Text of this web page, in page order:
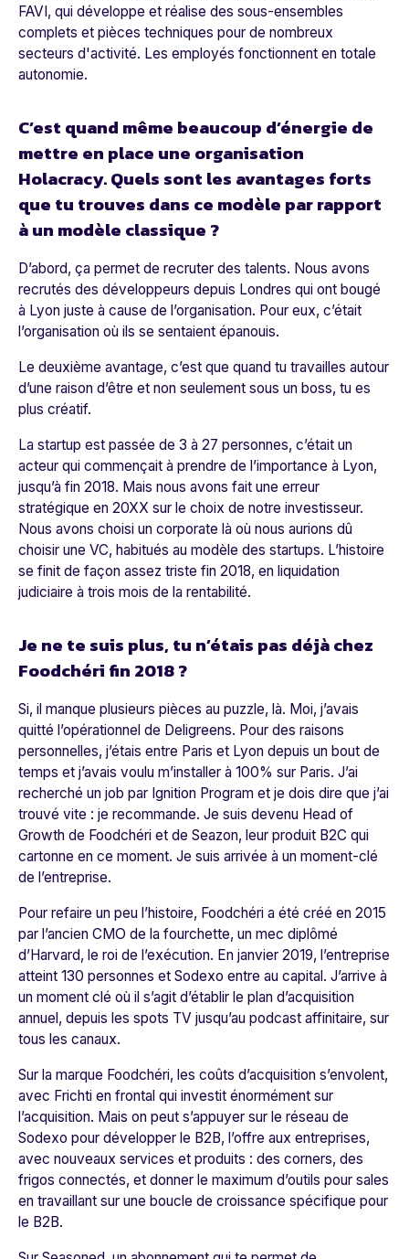
FAVI, qui développe et réalise des sous-ensembles
complets et pièces techniques pour de nombreux
secteurs d'activité. Les employés fonctionnent en totale
autonomie.
C’est quand même beaucoup d’énergie de
mettre en place une organisation
Holacracy. Quels sont les avantages forts
que tu trouves dans ce modèle par rapport
à un modèle classique ?
D’abord, ça permet de recruter des talents. Nous avons
recrutés des développeurs depuis Londres qui ont bougé
à Lyon juste à cause de l’organisation. Pour eux, c’était
l’organisation où ils se sentaient épanouis.
Le deuxième avantage, c’est que quand tu travailles autour
d’une raison d’être et non seulement sous un boss, tu es
plus créatif.
La startup est passée de 3 à 27 personnes, c’était un
acteur qui commençait à prendre de l’importance à Lyon,
jusqu’à fin 2018. Mais nous avons fait une erreur
stratégique en 20XX sur le choix de notre investisseur.
Nous avons choisi un corporate là où nous aurions dû
choisir une VC, habitués au modèle des startups. L’histoire
se finit de façon assez triste fin 2018, en liquidation
judiciaire à trois mois de la rentabilité.
Je ne te suis plus, tu n’étais pas déjà chez
Foodchéri fin 2018 ?
Si, il manque plusieurs pièces au puzzle, là. Moi, j’avais
quitté l’opérationnel de Deligreens. Pour des raisons
personnelles, j’étais entre Paris et Lyon depuis un bout de
temps et j’avais voulu m’installer à 100% sur Paris. J’ai
recherché un job par Ignition Program et je dois dire que j’ai
trouvé vite : je recommande. Je suis devenu Head of
Growth de Foodchéri et de Seazon, leur produit B2C qui
cartonne en ce moment. Je suis arrivée à un moment-clé
de l’entreprise.
Pour refaire un peu l’histoire, Foodchéri a été créé en 2015
par l’ancien CMO de la fourchette, un mec diplômé
d’Harvard, le roi de l’exécution. En janvier 2019, l’entreprise
atteint 130 personnes et Sodexo entre au capital. J’arrive à
un moment clé où il s’agit d’établir le plan d’acquisition
annuel, depuis les spots TV jusqu’au podcast affinitaire, sur
tous les canaux.
Sur la marque Foodchéri, les coûts d’acquisition s’envolent,
avec Frichti en frontal qui investit énormément sur
l’acquisition. Mais on peut s’appuyer sur le réseau de
Sodexo pour développer le B2B, l’offre aux entreprises,
avec nouveaux services et produits : des corners, des
frigos connectés, et donner le maximum d’outils pour sales
en travaillant sur une boucle de croissance spécifique pour
le B2B.